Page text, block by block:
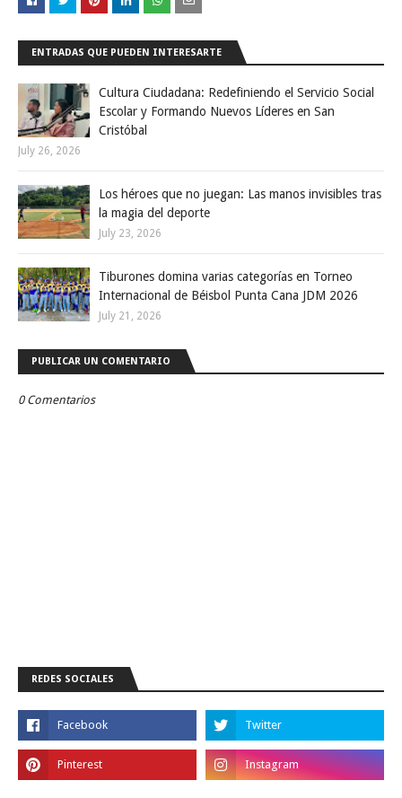
ENTRADAS QUE PUEDEN INTERESARTE
Cultura Ciudadana: Redefiniendo el Servicio Social
Escolar y Formando Nuevos Líderes en San
Cristóbal
July 26, 2026
Los héroes que no juegan: Las manos invisibles tras
la magia del deporte
July 23, 2026
Tiburones domina varias categorías en Torneo
Internacional de Béisbol Punta Cana JDM 2026
July 21, 2026
PUBLICAR UN COMENTARIO
0 Comentarios
REDES SOCIALES